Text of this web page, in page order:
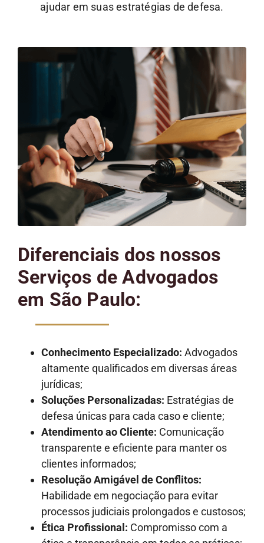
ajudar em suas estratégias de defesa.
Diferenciais dos nossos
Serviços de Advogados
em São Paulo:
Conhecimento Especializado: Advogados
altamente qualificados em diversas áreas
jurídicas;
Soluções Personalizadas: Estratégias de
defesa únicas para cada caso e cliente;
Atendimento ao Cliente: Comunicação
transparente e eficiente para manter os
clientes informados;
Resolução Amigável de Conflitos:
Habilidade em negociação para evitar
processos judiciais prolongados e custosos;
Ética Profissional: Compromisso com a